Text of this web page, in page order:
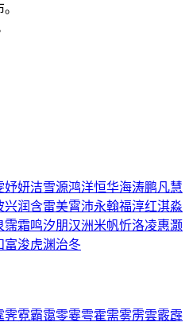
妤妍洁雪源鸿洋恒华海涛鹏凡慧
兴润含雷美霄沛永翰福淳红淇淼
霈霜鸣汐朋汉洲米帆忻洛凌惠灏
富浚虎渊治冬
霁霓霸霭零霎雩霍需雾雳雲霰霹